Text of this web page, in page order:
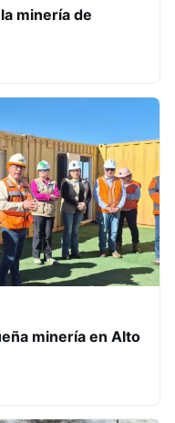
minería de
minería en Alto